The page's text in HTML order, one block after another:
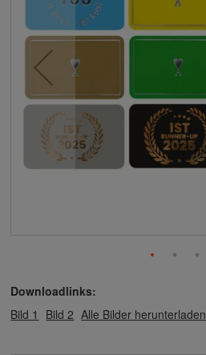
Downloadlinks:
Bild 1
Bild 2 Alle Bilder herunterladen